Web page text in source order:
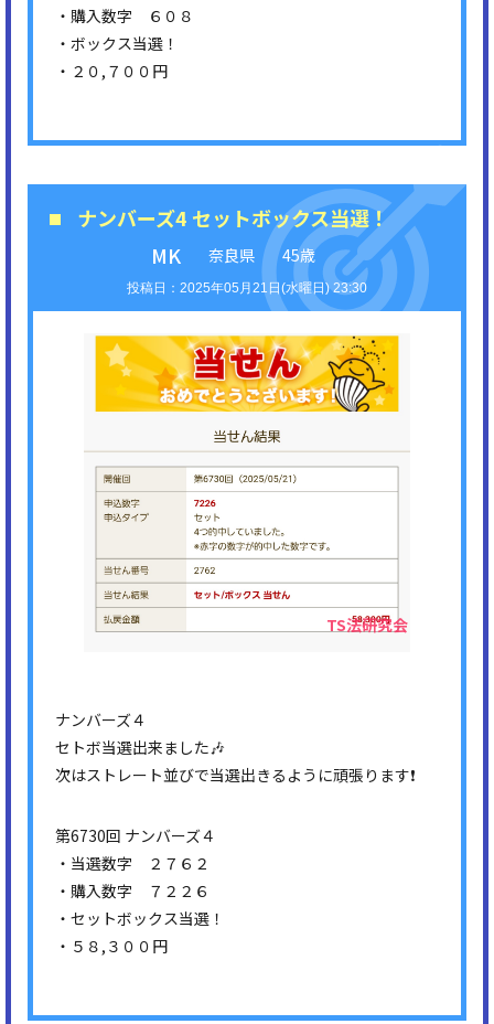
・購入数字 ６０８
・ボックス当選！
・２０,７００円
ナンバーズ4 セットボックス当選！
MK
奈良県 45歳
2025年05月21日(水曜日) 23:30
ナンバーズ４
セトボ当選出来ました🎶
次はストレート並びで当選出きるように頑張ります❗
第6730回 ナンバーズ４
・当選数字 ２７６２
・購入数字 ７２２６
・セットボックス当選！
・５８,３００円